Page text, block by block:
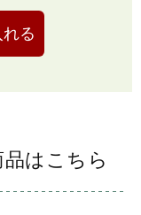
る
はこちら